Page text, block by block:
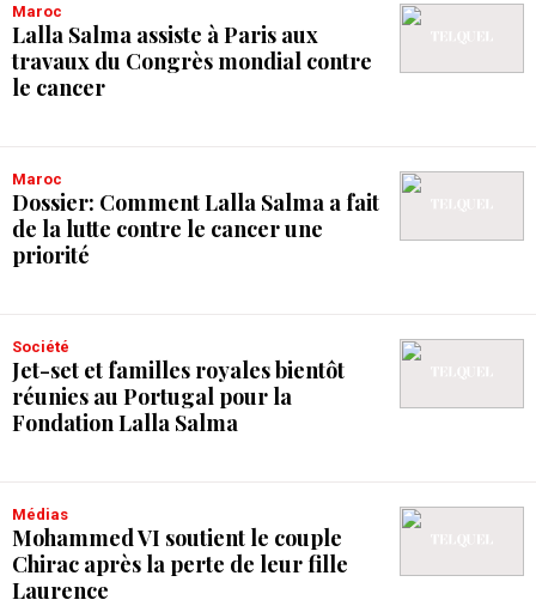
Maroc
Lalla Salma assiste à Paris aux
travaux du Congrès mondial contre
le cancer
Maroc
Dossier: Comment Lalla Salma a fait
de la lutte contre le cancer une
priorité
Société
Jet-set et familles royales bientôt
réunies au Portugal pour la
Fondation Lalla Salma
Médias
Mohammed VI soutient le couple
Chirac après la perte de leur fille
Laurence